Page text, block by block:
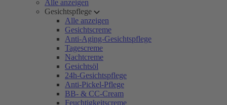
Alle anzeigen
Gesichtspflege
Alle anzeigen
Gesichtscreme
Anti-Aging-Gesichtspflege
Tagescreme
Nachtcreme
Gesichtsöl
24h-Gesichtspflege
Anti-Pickel-Pflege
BB- & CC-Cream
Feuchtigkeitscreme